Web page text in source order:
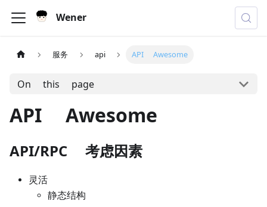
Wener
服务 api API Awesome
On this page
API Awesome
API/RPC 考虑因素
灵活
静态结构